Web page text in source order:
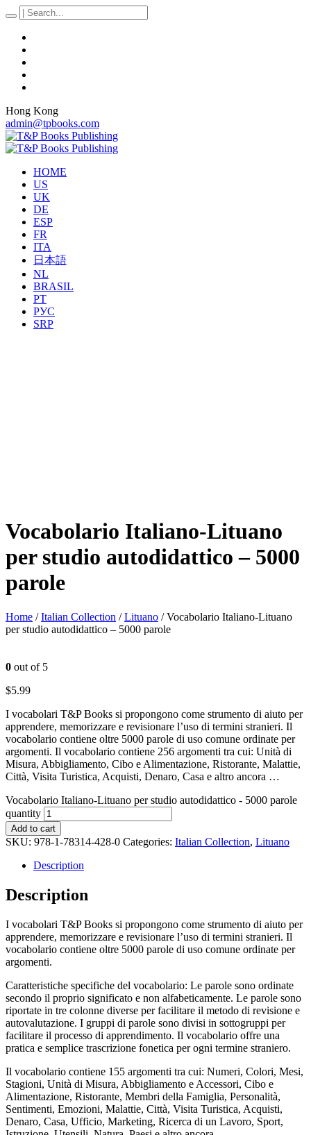
Hong Kong
admin@tpbooks.com
HOME
US
UK
DE
ESP
FR
ITA
日本語
NL
BRASIL
PT
РУС
SRP
Vocabolario Italiano-Lituano
per studio autodidattico – 5000
parole
Home /Italian Collection /Lituano / Vocabolario Italiano-Lituano
per studio autodidattico – 5000 parole
0 out of 5
$5.99
I vocabolari T&P Books si propongono come strumento di aiuto per
apprendere, memorizzare e revisionare l’uso di termini stranieri. Il
vocabolario contiene oltre 5000 parole di uso comune ordinate per
argomenti. Il vocabolario contiene 256 argomenti tra cui: Unità di
Misura, Abbigliamento, Cibo e Alimentazione, Ristorante, Malattie,
Città, Visita Turistica, Acquisti, Denaro, Casa e altro ancora …
Vocabolario Italiano-Lituano per studio autodidattico - 5000 parole
quantity
Add to cart
SKU: 978-1-78314-428-0 Categories: Italian Collection, Lituano
Description
Description
I vocabolari T&P Books si propongono come strumento di aiuto per
apprendere, memorizzare e revisionare l’uso di termini stranieri. Il
vocabolario contiene oltre 5000 parole di uso comune ordinate per
argomenti.
Caratteristiche specifiche del vocabolario: Le parole sono ordinate
secondo il proprio significato e non alfabeticamente. Le parole sono
riportate in tre colonne diverse per facilitare il metodo di revisione e
autovalutazione. I gruppi di parole sono divisi in sottogruppi per
facilitare il processo di apprendimento. Il vocabolario offre una
pratica e semplice trascrizione fonetica per ogni termine straniero.
Il vocabolario contiene 155 argomenti tra cui: Numeri, Colori, Mesi,
Stagioni, Unità di Misura, Abbigliamento e Accessori, Cibo e
Alimentazione, Ristorante, Membri della Famiglia, Personalità,
Sentimenti, Emozioni, Malattie, Città, Visita Turistica, Acquisti,
Denaro, Casa, Ufficio, Marketing, Ricerca di un Lavoro, Sport,